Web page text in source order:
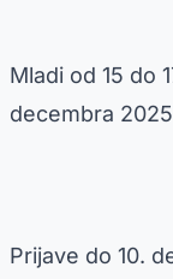
Mladi od 15 do
decembra
Prijave do 10.